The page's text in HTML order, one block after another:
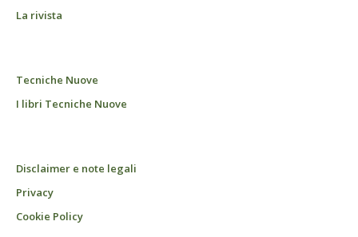
La rivista
Tecniche Nuove
I libri Tecniche Nuove
Disclaimer e note legali
Privacy
Cookie Policy